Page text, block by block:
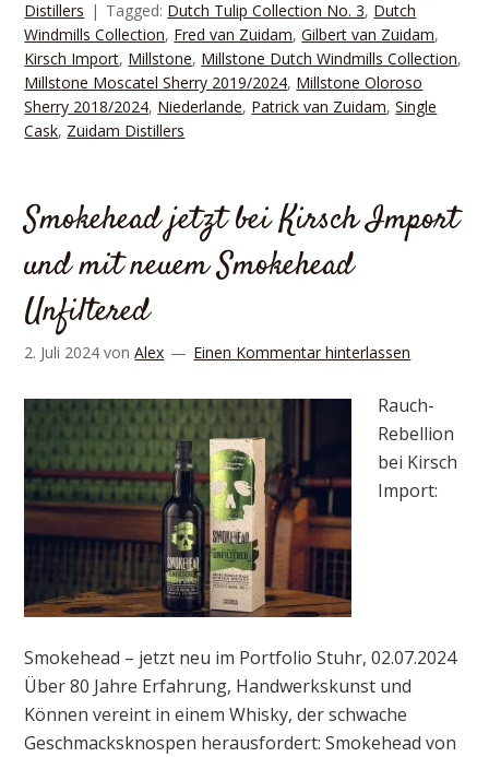
Distillers
Tagged: Dutch Tulip Collection No. 3, Dutch
Windmills Collection, Fred van Zuidam,Gilbert van Zuidam,
Kirsch Import, Millstone, Millstone Dutch Windmills Collection,
Millstone Moscatel Sherry 2019/2024, Millstone Oloroso
Sherry 2018/2024, Niederlande, Patrick van Zuidam,Single
Cask, Zuidam Distillers
Smokehead jetzt bei Kirsch Import
und mit neuem Smokehead
Unfiltered
2. Juli 2024 vonAlex Einen Kommentar hinterlassen
Rauch-
Rebellion
bei Kirsch
Import:
Smokehead – jetzt neu im Portfolio Stuhr, 02.07.2024
Über 80 Jahre Erfahrung, Handwerkskunst und
Können vereint in einem Whisky, der schwache
Geschmacksknospen herausfordert: Smokehead von